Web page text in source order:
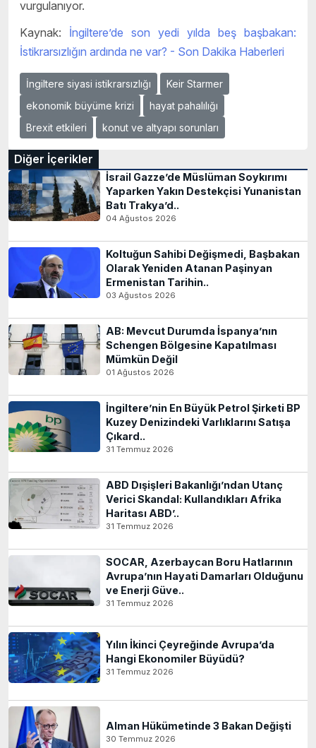
vurgulanıyor.
Kaynak: İngiltere’de son yedi yılda beş başbakan:
İstikrarsızlığın ardında ne var? - Son Dakika Haberleri
İngiltere siyasi istikrarsızlığı
Keir Starmer
ekonomik büyüme krizi
hayat pahalılığı
Brexit etkileri
konut ve altyapı sorunları
Diğer İçerikler
İsrail Gazze’de Müslüman Soykırımı
Yaparken Yakın Destekçisi Yunanistan
Batı Trakya’d..
04 Ağustos 2026
Koltuğun Sahibi Değişmedi, Başbakan
Olarak Yeniden Atanan Paşinyan
Ermenistan Tarihin..
03 Ağustos 2026
AB: Mevcut Durumda İspanya’nın
Schengen Bölgesine Kapatılması
Mümkün Değil
01 Ağustos 2026
İngiltere’nin En Büyük Petrol Şirketi BP
Kuzey Denizindeki Varlıklarını Satışa
Çıkard..
31 Temmuz 2026
ABD Dışişleri Bakanlığı’ndan Utanç
Verici Skandal: Kullandıkları Afrika
Haritası ABD’..
31 Temmuz 2026
SOCAR, Azerbaycan Boru Hatlarının
Avrupa’nın Hayati Damarları Olduğunu
ve Enerji Güve..
31 Temmuz 2026
Yılın İkinci Çeyreğinde Avrupa’da
Hangi Ekonomiler Büyüdü?
31 Temmuz 2026
Alman Hükümetinde 3 Bakan Değişti
30 Temmuz 2026